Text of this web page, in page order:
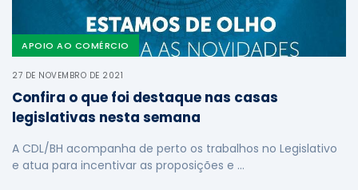
APOIO AO COMÉRCIO
27 DE NOVEMBRO DE 2021
Confira o que foi destaque nas casas
legislativas nesta semana
A CDL/BH acompanha de perto os trabalhos no Legislativo
e atua para incentivar as proposições e …